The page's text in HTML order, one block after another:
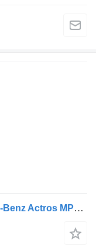
Lower Step Plate Bracket Mercedes-Benz Actros MP2/MP3 1844 (01.02-) 9436660778 voor Mercedes-Benz Actros, Axor MP1, MP2, MP3 (1996-2014) trekker